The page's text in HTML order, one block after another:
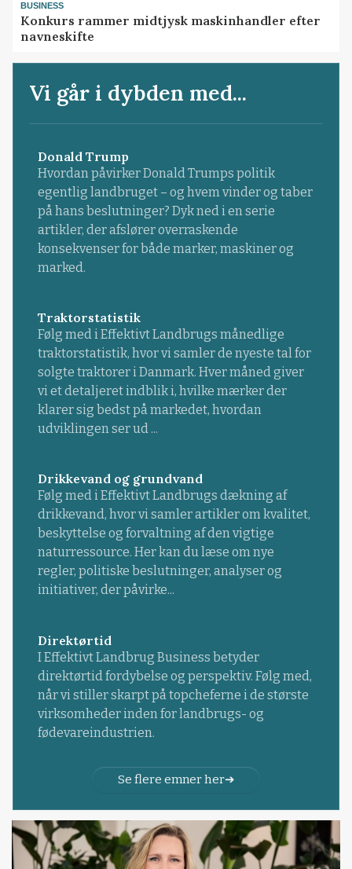
BUSINESS
Konkurs rammer midtjysk maskinhandler efter
navneskifte
Vi går i dybden med...
Donald Trump
Hvordan påvirker Donald Trumps politik
egentlig landbruget – og hvem vinder og taber
på hans beslutninger? Dyk ned i en serie
artikler, der afslører overraskende
konsekvenser for både marker, maskiner og
marked.
Traktorstatistik
Følg med i Effektivt Landbrugs månedlige
traktorstatistik, hvor vi samler de nyeste tal for
solgte traktorer i Danmark. Hver måned giver
vi et detaljeret indblik i, hvilke mærker der
klarer sig bedst på markedet, hvordan
udviklingen ser ud ...
Drikkevand og grundvand
Følg med i Effektivt Landbrugs dækning af
drikkevand, hvor vi samler artikler om kvalitet,
beskyttelse og forvaltning af den vigtige
naturressource. Her kan du læse om nye
regler, politiske beslutninger, analyser og
initiativer, der påvirke...
Direktørtid
I Effektivt Landbrug Business betyder
direktørtid fordybelse og perspektiv. Følg med,
når vi stiller skarpt på topcheferne i de største
virksomheder inden for landbrugs- og
fødevareindustrien.
Se flere emner her